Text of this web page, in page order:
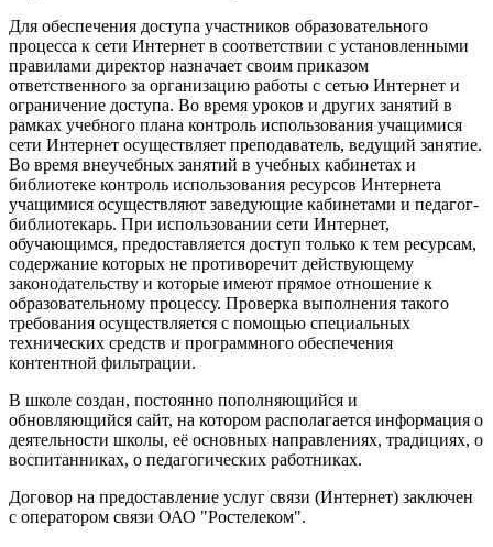
Для обеспечения доступа участников образовательного
процесса к сети Интернет в соответствии с установленными
правилами директор назначает своим приказом
ответственного за организацию работы с сетью Интернет и
ограничение доступа. Во время уроков и других занятий в
рамках учебного плана контроль использования учащимися
сети Интернет осуществляет преподаватель, ведущий занятие.
Во время внеучебных занятий в учебных кабинетах и
библиотеке контроль использования ресурсов Интернета
учащимися осуществляют заведующие кабинетами и педагог-
библиотекарь. При использовании сети Интернет,
обучающимся, предоставляется доступ только к тем ресурсам,
содержание которых не противоречит действующему
законодательству и которые имеют прямое отношение к
образовательному процессу. Проверка выполнения такого
требования осуществляется с помощью специальных
технических средств и программного обеспечения
контентной фильтрации.
В школе создан, постоянно пополняющийся и
обновляющийся сайт, на котором располагается информация о
деятельности школы, её основных направлениях, традициях, о
воспитанниках, о педагогических работниках.
Договор на предоставление услуг связи (Интернет) заключен
с оператором связи ОАО "Ростелеком".